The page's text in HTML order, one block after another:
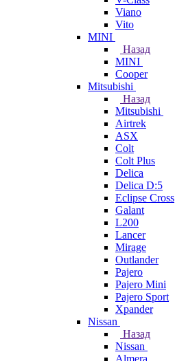
Viano
Vito
MINI
Назад
MINI
Cooper
Mitsubishi
Назад
Mitsubishi
Airtrek
ASX
Colt
Colt Plus
Delica
Delica D:5
Eclipse Cross
Galant
L200
Lancer
Mirage
Outlander
Pajero
Pajero Mini
Pajero Sport
Xpander
Nissan
Назад
Nissan
Almera